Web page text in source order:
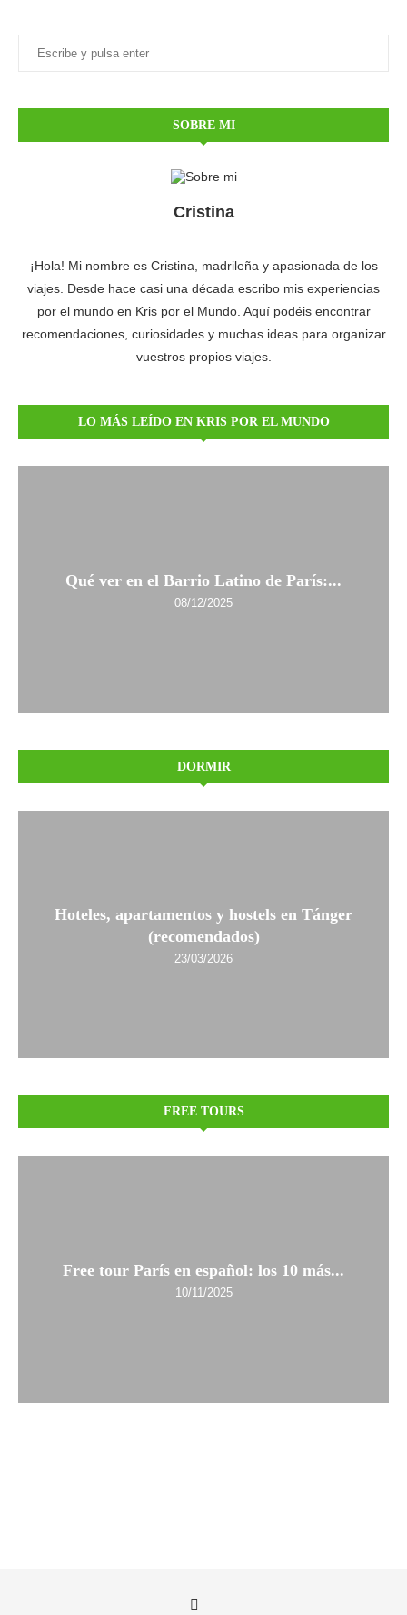
SOBRE MI
Cristina
¡Hola! Mi nombre es Cristina, madrileña y apasionada de los
viajes. Desde hace casi una década escribo mis experiencias
por el mundo en Kris por el Mundo. Aquí podéis encontrar
recomendaciones, curiosidades y muchas ideas para organizar
vuestros propios viajes.
LO MÁS LEÍDO EN KRIS POR EL MUNDO
Qué ver en el Barrio Latino de París:...
08/12/2025
DORMIR
Hoteles, apartamentos y hostels en Tánger
(recomendados)
23/03/2026
FREE TOURS
Free tour París en español: los 10 más...
10/11/2025